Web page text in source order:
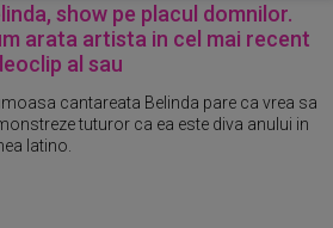
show pe placul domnilor.
arata artista in cel mai recent
al sau
cantareata Belinda pare ca vrea sa
tuturor ca ea este diva anului in
latino.